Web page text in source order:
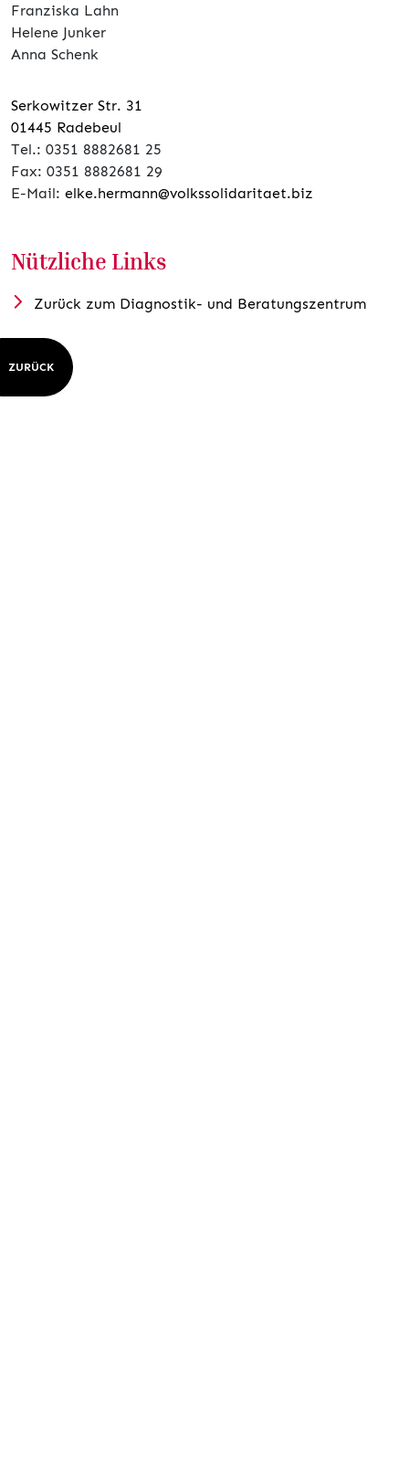
Franziska Lahn
Helene Junker
Anna Schenk
Serkowitzer Str. 31
01445 Radebeul
Tel.: 0351 8882681 25
Fax: 0351 8882681 29
E-Mail: elke.hermann@volkssolidaritaet.biz
Nützliche Links
Zurück zum Diagnostik- und Beratungszentrum
ZURÜCK